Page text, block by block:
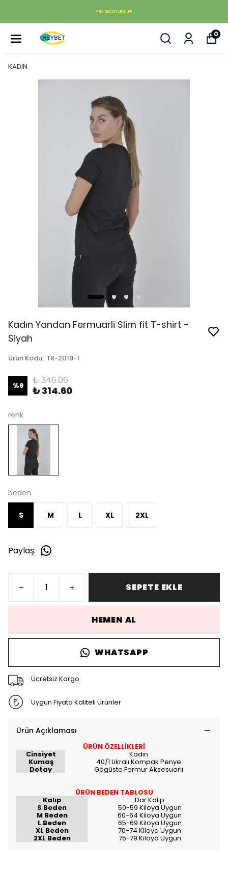
YENI SEZON ÜRÜNLER
0
KADIN
Kadın Yandan Fermuarli Slim fit T-shirt -
Siyah
Ürün Kodu: TR-2019-1
%9 ₺ 346.06
₺ 314.60
renk
beden
S M L XL 2XL
Paylaş:
SEPETE EKLE
HEMEN AL
WHATSAPP
Ücretsiz Kargo
Uygun Fiyata Kaliteli Ürünler
Ürün Açıklaması
ÜRÜN ÖZELLİKLERİ
Cinsiyet Kadın
Kumaş 40/1 Likralı Kompak Penye
Detay Gögüste Fermur Aksesuarlı
ÜRÜN BEDEN TABLOSU
Kalıp Dar Kalıp
S Beden 50-59 Kiloya Uygun
M Beden 60-64 Kiloya Uygun
L Beden 65-69 Kiloya Uygun
XL Beden 70-74 Kiloya Uygun
2XL Beden 75-79 Kiloya Uygun